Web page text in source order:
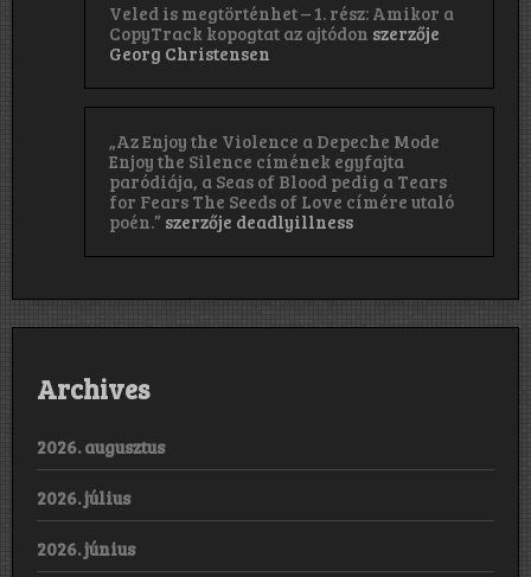
Veled is megtörténhet – 1. rész: Amikor a
CopyTrack kopogtat az ajtódon szerzője
Georg Christensen
„Az Enjoy the Violence a Depeche Mode
Enjoy the Silence címének egyfajta
paródiája, a Seas of Blood pedig a Tears
for Fears The Seeds of Love címére utaló
poén.” szerzője deadlyillness
Archives
2026. augusztus
2026. július
2026. június